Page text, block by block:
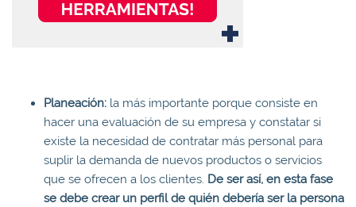
Planeación: la más importante porque consiste en
hacer una evaluación de su empresa y constatar si
existe la necesidad de contratar más personal para
suplir la demanda de nuevos productos o servicios
que se ofrecen a los clientes. De ser así, en esta fase
se debe crear un perfil de quién debería ser la persona